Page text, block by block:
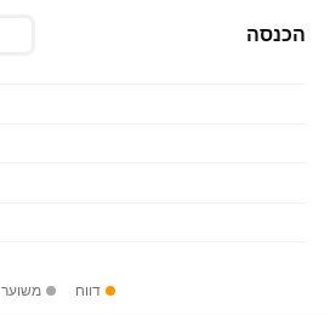
הכנסה
דווח משוער